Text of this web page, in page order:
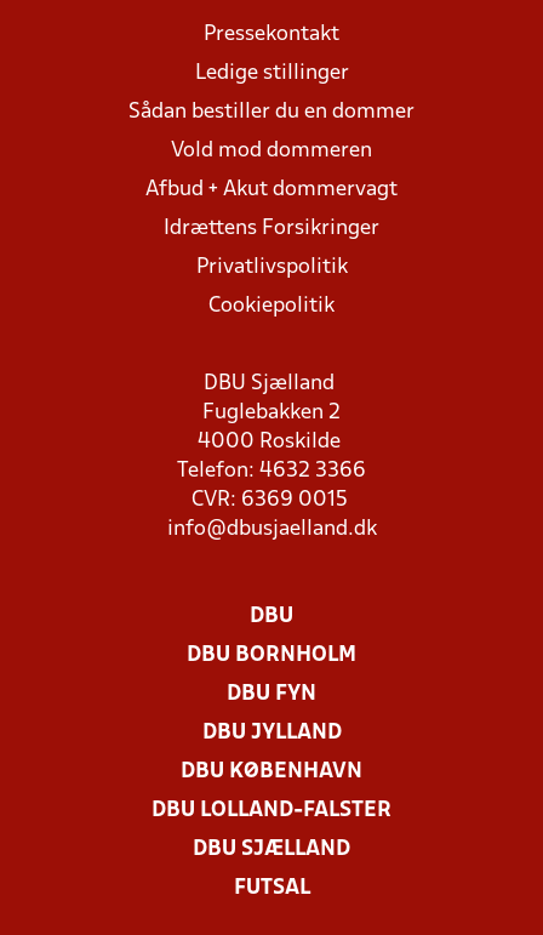
Pressekontakt
Ledige stillinger
Sådan bestiller du en dommer
Vold mod dommeren
Afbud + Akut dommervagt
Idrættens Forsikringer
Privatlivspolitik
Cookiepolitik
DBU Sjælland
Fuglebakken 2
4000 Roskilde
Telefon: 4632 3366
CVR: 6369 0015
info@dbusjaelland.dk
DBU
DBU BORNHOLM
DBU FYN
DBU JYLLAND
DBU KØBENHAVN
DBU LOLLAND-FALSTER
DBU SJÆLLAND
FUTSAL